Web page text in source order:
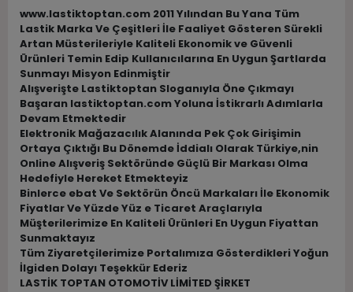
www.lastiktoptan.com 2011 Yılından Bu Yana Tüm
Lastik Marka Ve Çeşitleri İle Faaliyet Gösteren Sürekli
Artan Müsterileriyle Kaliteli Ekonomik ve Güvenli
Ürünleri Temin Edip Kullanıcılarına En Uygun Şartlarda
Sunmayı Misyon Edinmiştir
Alışverişte Lastiktoptan Sloganıyla Öne Çıkmayı
Başaran lastiktoptan.com Yoluna İstikrarlı Adımlarla
Devam Etmektedir
Elektronik Mağazacılık Alanında Pek Çok Girişimin
Ortaya Çıktığı Bu Dönemde İddialı Olarak Türkiye,nin
Online Alışveriş Sektöründe Güçlü Bir Markası Olma
Hedefiyle Hereket Etmekteyiz
Binlerce ebat Ve Sektörün Öncü Markaları İle Ekonomik
Fiyatlar Ve Yüzde Yüz e Ticaret Araçlarıyla
Müşterilerimize En Kaliteli Ürünleri En Uygun Fiyattan
Sunmaktayız
Tüm Ziyaretçilerimize Portalımıza Gösterdikleri Yoğun
İlgiden Dolayı Teşekkür Ederiz
LASTİK TOPTAN OTOMOTİV LİMİTED ŞİRKET